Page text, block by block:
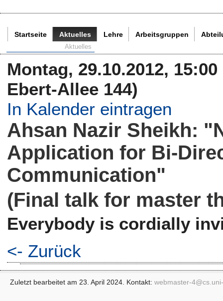
Startseite Aktuelles Lehre Arbeitsgruppen
Aktuelles
Montag, 29.10.2012,
Ebert-Allee 144)
In Kalender eintragen
Ahsan Nazir Sheikh:
Application for Bi-
Communication"
(Final talk for master
Everybody is cordially
<- Zurück
Zuletzt bearbeitet am 23. April 2024. Kontakt: webmaster-4@